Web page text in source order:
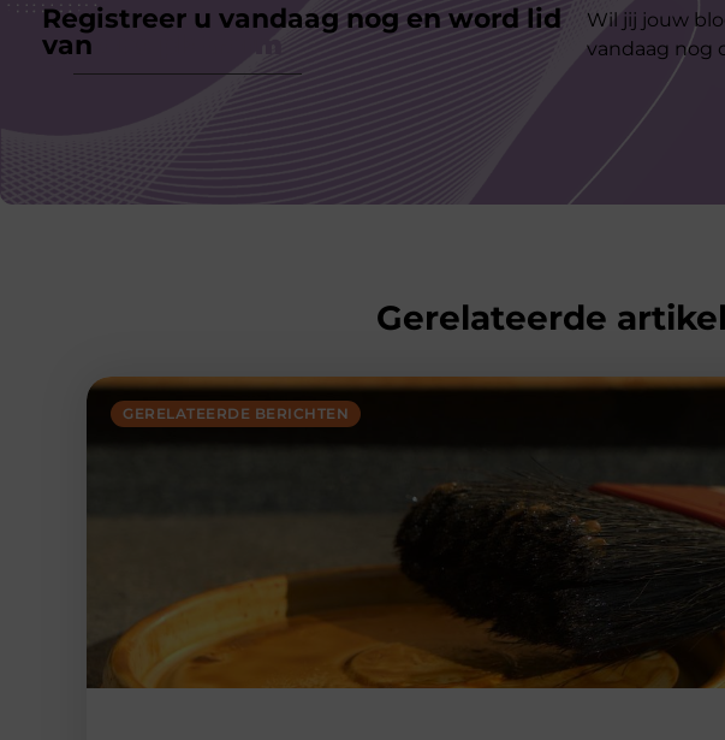
Registreer u vandaag nog en word lid
van
Wil jij jouw
vandaag nog
Gerelateerde
GERELATEERDE BERICHTEN